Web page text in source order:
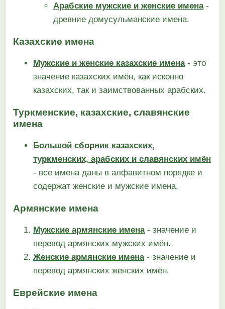
Арабские мужские и женские имена-
древние домусульманские имена.
Казахские имена
Мужские и женские казахские имена- это
значение казахских имён, как исконно
казахских, так и заимствованных арабских.
Туркменские, казахские, славянские
имена
Большой сборник казахских,
туркменских, арабских и славянских имён
- все имена даны в алфавитном порядке и
содержат женские и мужские имена.
Армянские имена
Мужские армянские имена- значение и
перевод армянских мужских имён.
Женские армянские имена- значение и
перевод армянских женских имён.
Еврейские имена